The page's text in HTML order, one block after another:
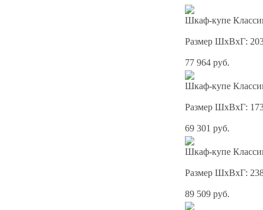
Шкаф-купе
Размер ШхВхГ:
77 964 руб.
Шкаф-купе
Размер ШхВхГ:
69 301 руб.
Шкаф-купе
Размер ШхВхГ:
89 509 руб.